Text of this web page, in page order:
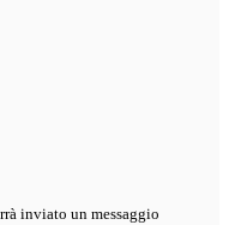
inviato un messaggio